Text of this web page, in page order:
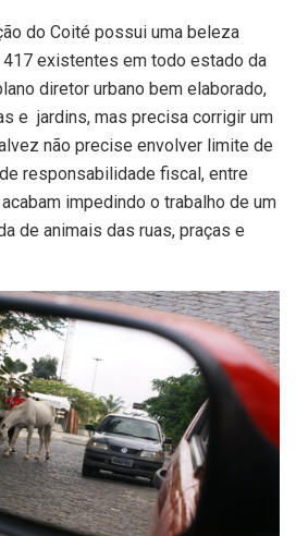
do Coité possui uma beleza
existentes em todo estado da
diretor urbano bem elaborado,
e jardins, mas precisa corrigir um
não precise envolver limite de
responsabilidade fiscal, entre
impedindo o trabalho de um
de animais das ruas, praças e